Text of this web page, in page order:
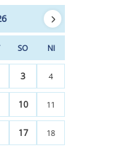
SO NI
3 4
10 11
17 18